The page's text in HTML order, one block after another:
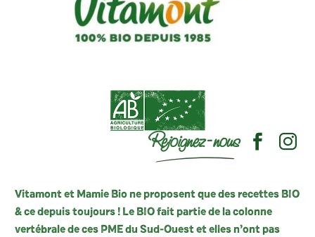
Rejoignez-nous
Vitamont et Mamie Bio ne proposent que des recettes BIO
& ce depuis toujours ! Le BIO fait partie de la colonne
vertébrale de ces PME du Sud-Ouest et elles n’ont pas